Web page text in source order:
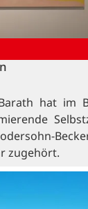
hat im
zugehört.